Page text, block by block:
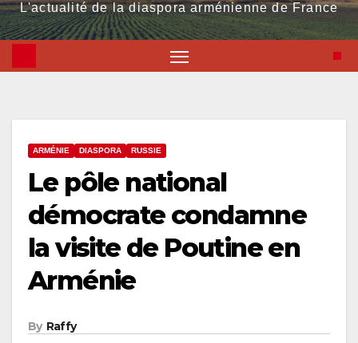
L'actualité de la diaspora arménienne de France
ARMÉNIE DIASPORA RUSSIE
Le pôle national
démocrate condamne
la visite de Poutine en
Arménie
By Raffy